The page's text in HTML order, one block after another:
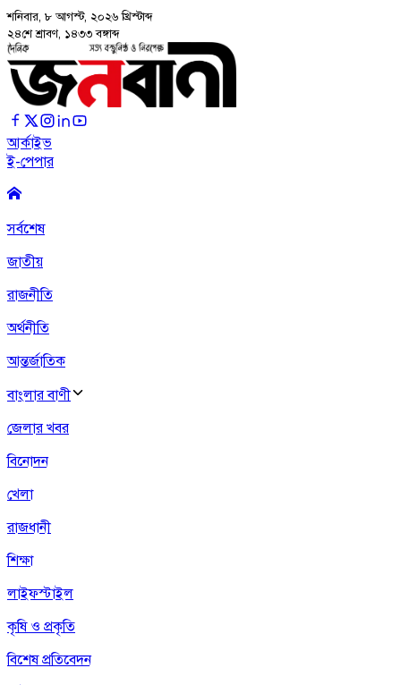
শনিবার, ৮ আগস্ট, ২০২৬ খ্রিস্টাব্দ
২৪শে শ্রাবণ, ১৪৩৩ বঙ্গাব্দ
আর্কাইভ
ই-পেপার
সর্বশেষ
জাতীয়
রাজনীতি
অর্থনীতি
আন্তর্জাতিক
বাংলার বাণী
জেলার খবর
বিনোদন
খেলা
রাজধানী
শিক্ষা
লাইফস্টাইল
কৃষি ও প্রকৃতি
বিশেষ প্রতিবেদন